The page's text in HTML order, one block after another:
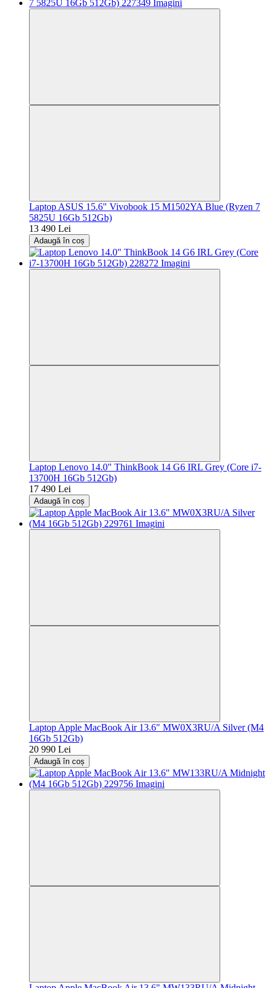
Laptop ASUS 15.6" Vivobook 15 M1502YA Blue (Ryzen 7
5825U 16Gb 512Gb)
13 490 Lei
Adaugă în coș
Laptop Lenovo 14.0" ThinkBook 14 G6 IRL Grey (Core i7-
13700H 16Gb 512Gb)
17 490 Lei
Adaugă în coș
Laptop Apple MacBook Air 13.6" MW0X3RU/A Silver (M4
16Gb 512Gb)
20 990 Lei
Adaugă în coș